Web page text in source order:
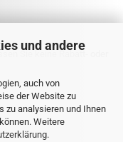
und andere
auch von
der Website zu
zu analysieren und Ihnen
Weitere
.
Sie keine Rabatt- oder